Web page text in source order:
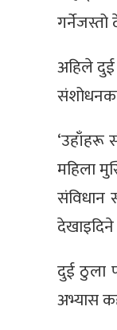
अहिले दुई
‘उहाँहरू
महिला
संविधान
दुई ठुला
अभ्यास